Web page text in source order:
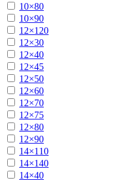
10×80
10×90
12×120
12×30
12×40
12×45
12×50
12×60
12×70
12×75
12×80
12×90
14×110
14×140
14×40